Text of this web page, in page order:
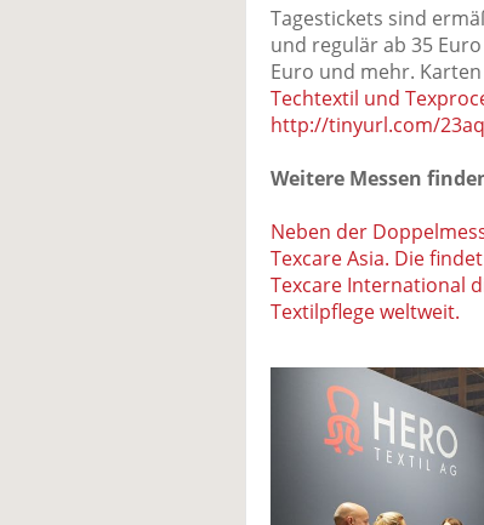
Tagestickets sind
und regulär ab 35
Euro und mehr.
Techtextil und
http://tinyurl.com/
Weitere Messen
Neben der
Texcare Asia. Die
Texcare International
Textilpflege weltweit.